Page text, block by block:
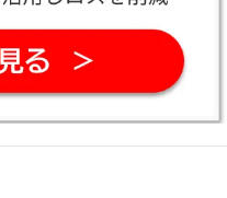
Facebook
ラック物流改善 へのAI活用
社のAI活用